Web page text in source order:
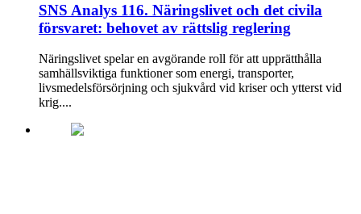
SNS Analys 116. Näringslivet och det civila
försvaret: behovet av rättslig reglering
Näringslivet spelar en avgörande roll för att upprätthålla
samhällsviktiga funktioner som energi, transporter,
livsmedelsförsörjning och sjukvård vid kriser och ytterst vid
krig....